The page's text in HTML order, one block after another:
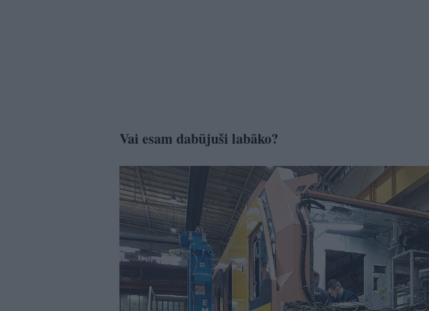
Vai esam dabūjuši labāko?